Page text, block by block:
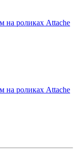
на роликах Attache
на роликах Attache